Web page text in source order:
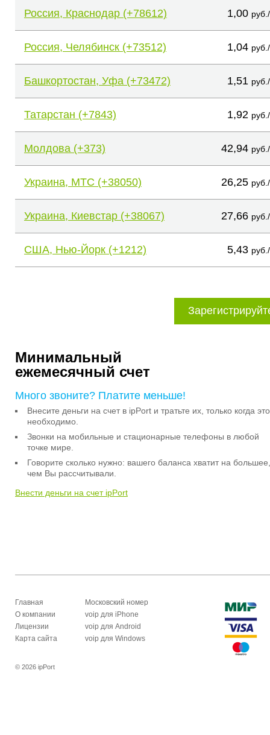
Россия, Краснодар (+78612) 1,00
Россия, Челябинск (+73512) 1,04
Башкортостан, Уфа (+73472) 1,51
Татарстан (+7843) 1,92
Молдова (+373) 42,94
Украина, МТС (+38050) 26,25
Украина, Киевстар (+38067) 27,66
США, Нью-Йорк (+1212) 5,43
Минимальный
ежемесячный счет
Много звоните? Платите меньше!
Внесите деньги на счет в ipPort и тратьте их, только когда это
необходимо.
Звонки на мобильные и стационарные телефоны в любой
точке мире.
Говорите сколько нужно: вашего баланса хватит на большее,
чем Вы рассчитывали.
Внести деньги на счет ipPort
Главная
О компании
Лицензии
Карта сайта
Московский номер
voip для iPhone
voip для Android
voip для Windows
© 2026 ipPort